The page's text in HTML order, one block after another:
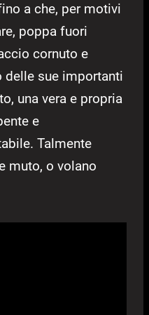
a che, per motivi
poppa fuori
cornuto e
sue importanti
una vera e propria
e
Talmente
muto, o volano